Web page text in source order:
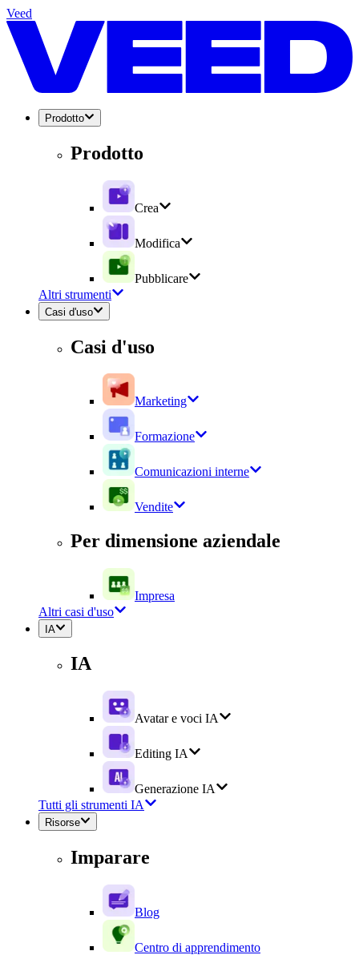
Veed
Prodotto
Prodotto
Crea
Modifica
Pubblicare
Altri strumenti
Casi d'uso
Casi d'uso
Marketing
Formazione
Comunicazioni interne
Vendite
Per dimensione aziendale
Impresa
Altri casi d'uso
IA
IA
Avatar e voci IA
Editing IA
Generazione IA
Tutti gli strumenti IA
Risorse
Imparare
Blog
Centro di apprendimento